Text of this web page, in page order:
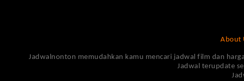
About
Jadwalnonton memudahkan kamu mencari jadwal film dan
Jadwal terupdate